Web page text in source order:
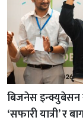
बिजनेस इन्क्युबेसन
‘सफारी यात्री’ र